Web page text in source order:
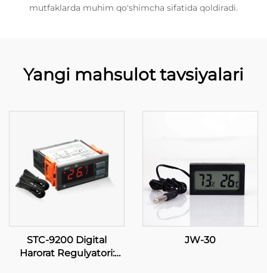
mutfaklarda muhim qo'shimcha sifatida qoldiradi.
Yangi mahsulot tavsiyalari
STC-9200 Digital
Harorat Regulyatori:
JW-30